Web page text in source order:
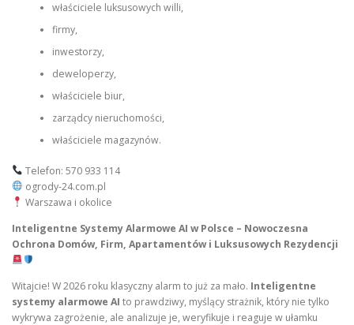
właściciele luksusowych willi,
firmy,
inwestorzy,
deweloperzy,
właściciele biur,
zarządcy nieruchomości,
właściciele magazynów.
Telefon: 570 933 114
ogrody-24.com.pl
Warszawa i okolice
Inteligentne Systemy Alarmowe AI w Polsce – Nowoczesna
Ochrona Domów, Firm, Apartamentów i Luksusowych Rezydencji
Witajcie! W 2026 roku klasyczny alarm to już za mało. Inteligentne
systemy alarmowe AI to prawdziwy, myślący strażnik, który nie tylko
wykrywa zagrożenie, ale analizuje je, weryfikuje i reaguje w ułamku